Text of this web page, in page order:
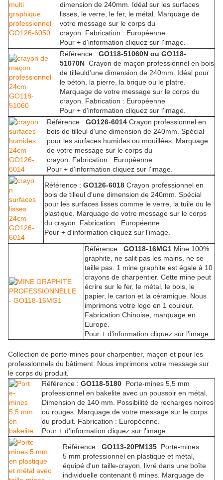
dimension de 240mm. Idéal sur les surfaces
lisses, le verre, le fer, le métal. Marquage de
votre message sur le corps du
crayon. Fabrication : Européenne
Pour + d'information cliquez sur l'image.
Référence : GO118-51060N ou GO118-
51070N Crayon de maçon professionnel en bois
de tilleuld'une dimension de 240mm. Idéal pour
le béton, la pierre, la brique ou le platre.
Marquage de votre message sur le corps du
crayon. Fabrication : Européenne
Pour + d'information cliquez sur l'image.
Référence : GO126-6014 Crayon professionnel en
bois de tilleul d'une dimension de 240mm. Spécial
pour les surfaces humides ou mouillées. Marquage
de votre message sur le corps du
crayon. Fabrication : Européenne
Pour + d'information cliquez sur l'image.
Référence : GO126-6018 Crayon professionnel en
bois de tilleul d'une dimension de 240mm. Spécial
pour les surfaces lisses comme le verre, la tuile ou le
plastique. Marquage de votre message sur le corps
du crayon. Fabrication : Européenne
Pour + d'information cliquez sur l'image.
Référence : GO118-16MG1 Mine 100%
graphite, ne salit pas les mains, ne se
taille pas. 1 mine graphite est égale à 10
crayons de charpentier. Cette mine peut
écrire sur le fer, le métal, le bois, le
papier, le carton et la céramique. Nous
imprimons votre logo en 1 couleur.
Fabrication Chinoise, marquage en
Europe.
Pour + d'information cliquez sur l'image.
Collection de porte-mines pour charpentier, maçon et pour les
professionnels du bâtiment. Nous imprimons votre message sur
le corps du produit.
Référence : GO118-5180 Porte-mines 5,5 mm
professionnel en bakelite avec un poussoir en métal.
Dimension de 140 mm. Possibilité de recharges noires
ou rouges. Marquage de votre message sur le corps
du produit. Fabrication : Européenne.
Pour + d'information cliquez sur l'image.
Référence : GO113-20PM135 Porte-mines
5 mm professionnel en plastique et métal,
équipé d'un taille-crayon, livré dans une boîte
individuelle contenant 6 mines. Marquage de